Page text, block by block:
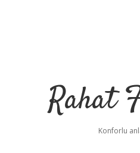
Rahat
Konforlu